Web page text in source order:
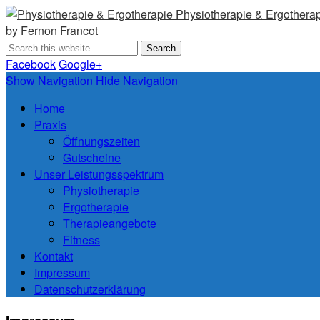
Physiotherapie &
by Fernon Francot
FacebookGoogle+
Show Navigation Hide Navigation
Home
Praxis
Öffnungszeiten
Gutscheine
Unser Leistungsspektrum
Physiotherapie
Ergotherapie
Therapieangebote
Fitness
Kontakt
Impressum
Datenschutzerklärung